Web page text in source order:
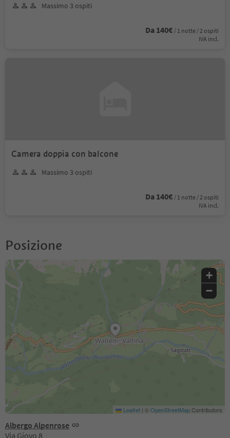
Massimo 3 ospiti
Da 140€ / 1 notte / 2 ospiti
IVA incl.
Camera doppia con balcone
Massimo 3 ospiti
Da 140€ / 1 notte / 2 ospiti
IVA incl.
Posizione
Albergo Alpenrose
Via Giovo 8
+
−
Leaflet | ©OpenStreetMapContributors